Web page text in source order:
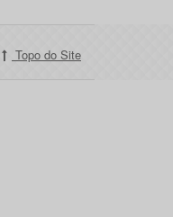
Topo do Site